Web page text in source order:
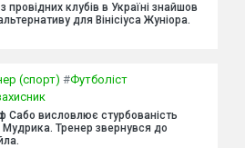
провідних клубів в Україні знайшов
для Вінісіуса Жуніора.
(спорт) #Футболіст
Сабо висловлює стурбованість
Тренер звернувся до